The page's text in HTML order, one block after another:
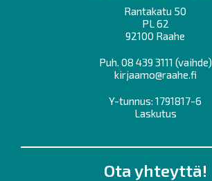
Rantakatu 50
PL 62
92100 Raahe
Puh. 08 439 3111 (vaihde)
kirjaamo@raahe.fi
Y-tunnus: 1791817-6
Laskutus
Ota yhteyttä!